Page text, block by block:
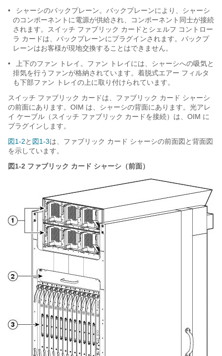
•
シャーシのバックプレーン。バックプレーンにより、シャーシ
のコンポーネントに電源が供給され、コンポーネント同士が接続
されます。スイッチ ファブリック カードとシェルフ コントロー
ラ カードは、バックプレーンにプラグインされます。バックプ
レーンはお客様が現地交換することはできません。
•
上下のファン トレイ。ファン トレイには、シャーシへの吸気と
排気を行うファンが格納されています。着脱式エアー フィルタ
も下部ファン トレイの上に取り付けられています。
スイッチ ファブリック カードは、ファブリック カード シャーシ
の前面にあります。OIM は、シャーシの背面にあります。光アレ
イ ケーブル（スイッチ ファブリック カードを接続）は、OIM に
プラグインします。
図1-2と 図1-3は、ファブリック カード シャーシの前面図と背面図
を示しています。
図1-2 ファブリック カード シャーシ（前面）